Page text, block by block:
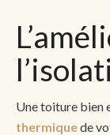
Une toiture bien
thermiquede